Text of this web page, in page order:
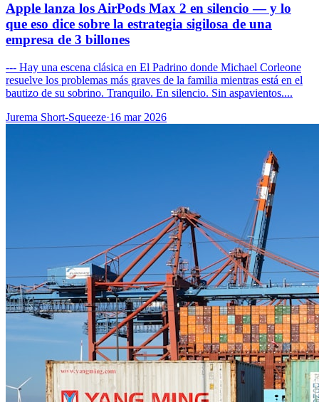
Apple lanza los AirPods Max 2 en silencio — y lo
que eso dice sobre la estrategia sigilosa de una
empresa de 3 billones
--- Hay una escena clásica en El Padrino donde Michael Corleone
resuelve los problemas más graves de la familia mientras está en el
bautizo de su sobrino. Tranquilo. En silencio. Sin aspavientos....
Jurema Short-Squeeze·16 mar 2026